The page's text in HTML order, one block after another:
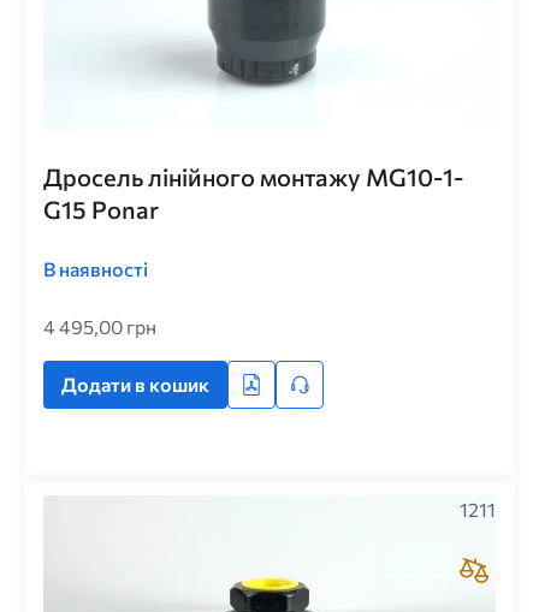
Дросель лінійного монтажу MG10-1-
G15 Ponar
В наявності
4 495,00 грн
Додати в кошик
1211